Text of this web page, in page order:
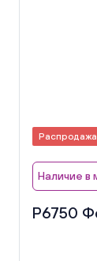
Распродажа
Наличие в
Р6750